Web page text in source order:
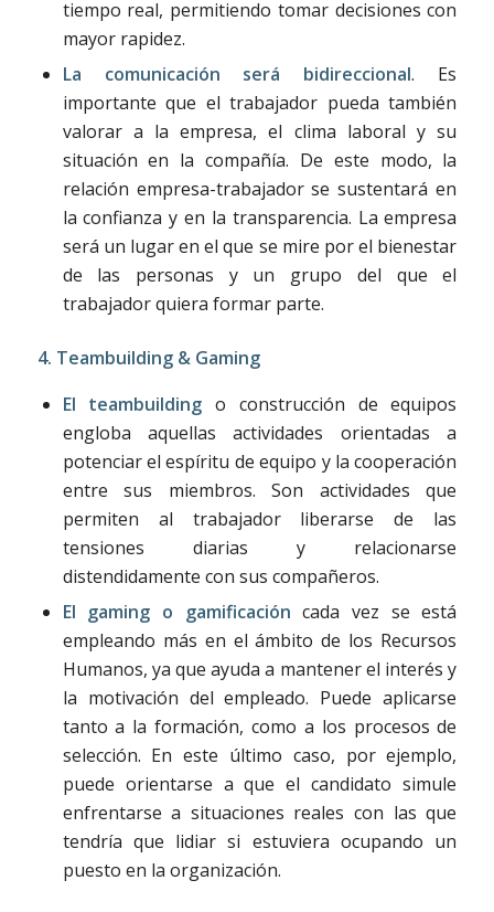
tiempo real, permitiendo tomar decisiones con
mayor rapidez.
La comunicación será bidireccional. Es
importante que el trabajador pueda también
valorar a la empresa, el clima laboral y su
situación en la compañía. De este modo, la
relación empresa-trabajador se sustentará en
la confianza y en la transparencia. La empresa
será un lugar en el que se mire por el bienestar
de las personas y un grupo del que el
trabajador quiera formar parte.
4. Teambuilding & Gaming
El teambuilding o construcción de equipos
engloba aquellas actividades orientadas a
potenciar el espíritu de equipo y la cooperación
entre sus miembros. Son actividades que
permiten al trabajador liberarse de las
tensiones diarias y relacionarse
distendidamente con sus compañeros.
El gaming o gamificación cada vez se está
empleando más en el ámbito de los Recursos
Humanos, ya que ayuda a mantener el interés y
la motivación del empleado. Puede aplicarse
tanto a la formación, como a los procesos de
selección. En este último caso, por ejemplo,
puede orientarse a que el candidato simule
enfrentarse a situaciones reales con las que
tendría que lidiar si estuviera ocupando un
puesto en la organización.